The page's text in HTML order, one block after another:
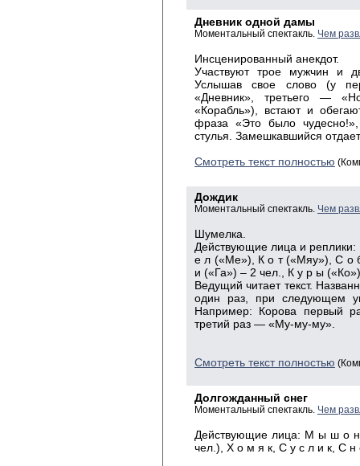
Дневник одной дамы
Моментальный спектакль. Чем
Инсценированный анекдот.
Участвуют трое мужчин и
Услышав свое слово (у
«Дневник», третьего —
«Корабль»), встают и
фраза «Это было
стулья. Замешкавшийся
Смотреть текст полностью
Дождик
Моментальный спектакль. Чем
Шумелка.
Действующие лица и
е л («Ме»), К о т («Мяу»), С о
и («Га») – 2 чел., К у р ы
Ведущий читает текст.
один раз, при следующем
Например: Корова первый
третий раз — «Му-му-му».
Смотреть текст полностью
Долгожданный снег
Моментальный спектакль. Чем
Действующие лица: М ы ш о
чел.), Х о м я к, С у с л и к, С